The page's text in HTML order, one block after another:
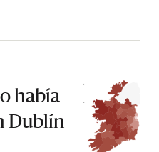
había
Dublín